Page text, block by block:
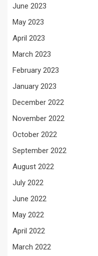
June 2023
May 2023
April 2023
March 2023
February 2023
January 2023
December 2022
November 2022
October 2022
September 2022
August 2022
July 2022
June 2022
May 2022
April 2022
March 2022